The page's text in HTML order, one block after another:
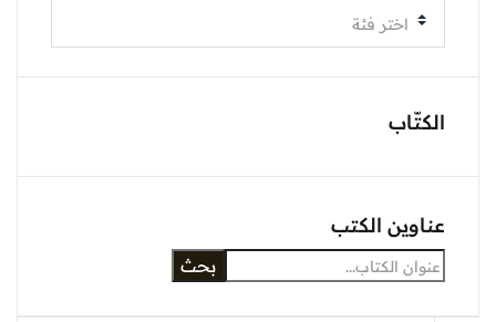
اختر فئة
الكتّاب
عناوين الكتب
بحث